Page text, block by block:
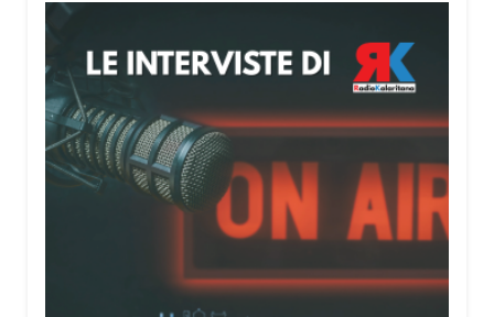
libanese del Consiglio dei Giovani del
Mediterraneo della CEI: «Il campo è molto più di
un’esperienza di volontariato: è un’opportunità per
costruire relazioni attraverso il servizio, linguaggio
universale capace di unire persone diverse».
Condividi:
X WhatsApp
E-mail Stampa